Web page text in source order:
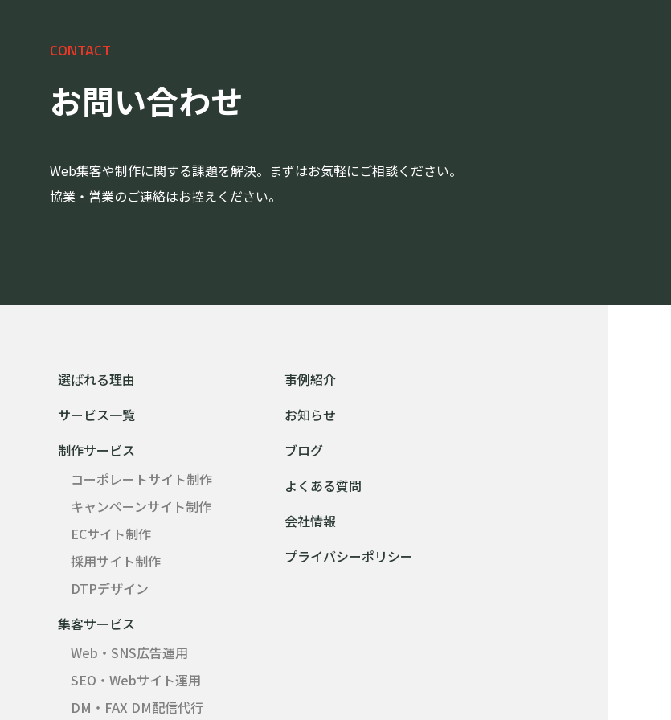
CONTACT
お問い合わせ
Web集客や制作に関する課題を解決。まずはお気軽にご相談ください。
協業・営業のご連絡はお控えください。
選ばれる理由
サービス一覧
制作サービス
コーポレートサイト制作
キャンペーンサイト制作
ECサイト制作
採用サイト制作
DTPデザイン
集客サービス
Web・SNS広告運用
SEO・Webサイト運用
DM・FAX DM配信代行
事例紹介
お知らせ
ブログ
よくある質問
会社情報
プライバシーポリシー